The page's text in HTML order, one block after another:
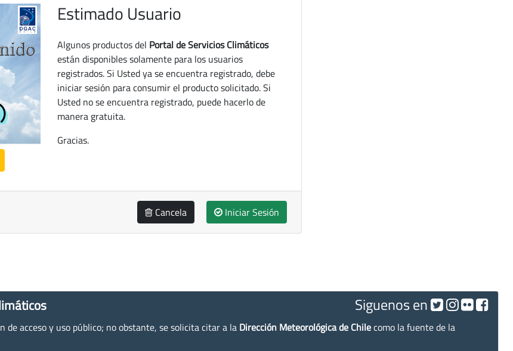
Estimado Usuario
Algunos productos del Portal de Servicios Climáticos
están disponibles solamente para los usuarios
registrados. Si Usted ya se encuentra registrado, debe
iniciar sesión para consumir el producto solicitado. Si
Usted no se encuentra registrado, puede hacerlo de
manera gratuita.
Gracias.
Cancela Iniciar Sesión
Siguenos en
acceso y uso público; no obstante, se solicita citar a la Dirección Meteorológica de Chilecomo la fuente de la